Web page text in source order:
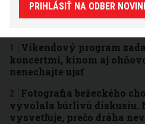
Víkendový program
koncertmi, kinom aj
nenechajte ujsť
Fotografia bežeckého
vyvolala búrlivú diskusiu.
vysvetľuje, prečo dráha
PRIHLÁSIŤ NA ODBER